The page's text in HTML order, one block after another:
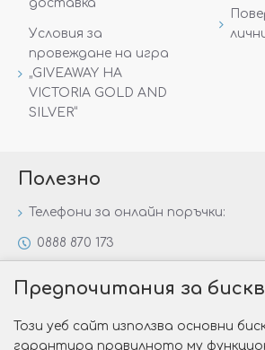
доставка
Условия за
провеждане на игра
„GIVEAWAY НА
VICTORIA GOLD AND
SILVER“
Полезно
Телефони за онлайн поръчки:
0888 870 173
Специални предложения
Предпочитания за
Този уеб сайт използва основни
гарантира правилното му